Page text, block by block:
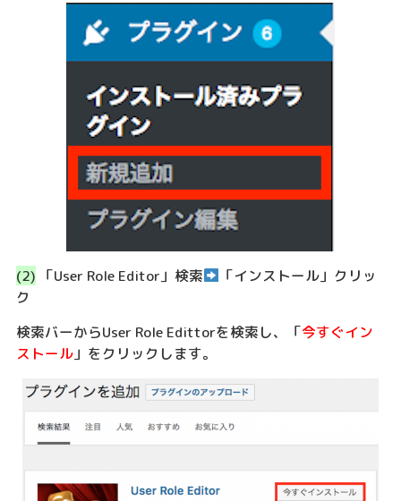
(2) 「User Role Editor」検索
「インストール」クリッ
ク
検索バーからUser Role Edittorを検索し、「今すぐイン
ストール」をクリックします。